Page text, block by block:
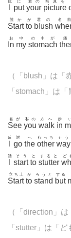
鏡
put
に
your
君の
picture
写真を
Start
誰か
to
が
blush
君の 名前
In
お
my
中
stomach
の中が
（「 blush」は「
「 stomach」は「
See
君が
you
私の
walk
方へ
in
歩
反
go
対
the
へ
other
行っち
way
ゃう
話
start
そう
to
と
stutter
すると ど
Start
立ち上
to
が
stand
ろうと
but
する
（「 direction」は
「 stutter」は「ど